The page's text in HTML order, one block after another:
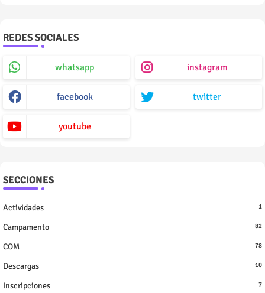
REDES SOCIALES
whatsapp instagram
facebook twitter
youtube
SECCIONES
Actividades 1
Campamento 82
COM 78
Descargas 10
Inscripciones 7